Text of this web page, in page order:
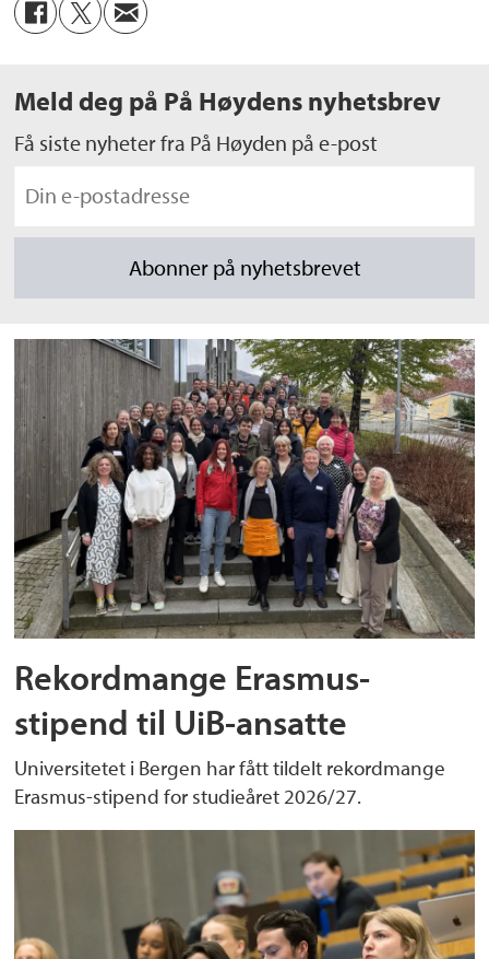
Meld deg på På Høydens nyhetsbrev
Få siste nyheter fra På Høyden på e-post
Rekordmange Erasmus-
stipend til UiB-ansatte
Universitetet i Bergen har fått tildelt rekordmange
Erasmus-stipend for studieåret 2026/27.